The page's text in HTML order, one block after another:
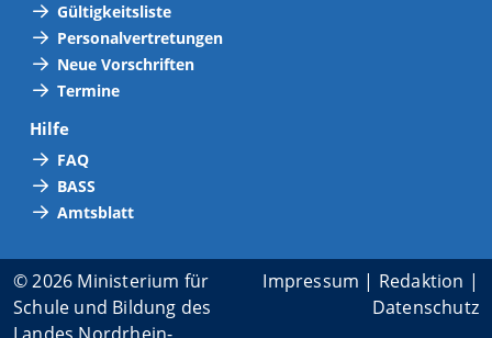
Gültigkeitsliste
Personalvertretungen
Neue Vorschriften
Termine
Hilfe
FAQ
BASS
Amtsblatt
© 2026 Ministerium für
Schule und Bildung des
Impressum | Redaktion |
Datenschutz